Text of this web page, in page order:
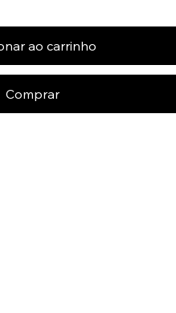
ao carrinho
Comprar